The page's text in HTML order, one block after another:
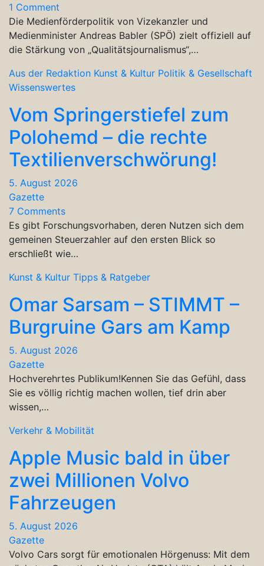
1 Comment
Die Medienförderpolitik von Vizekanzler und
Medienminister Andreas Babler (SPÖ) zielt offiziell auf
die Stärkung von „Qualitätsjournalismus“,…
Aus der Redaktion Kunst & Kultur Politik & Gesellschaft
Wissenswertes
Vom Springerstiefel zum
Polohemd – die rechte
Textilienverschwörung!
5. August 2026
Gazette
7 Comments
Es gibt Forschungsvorhaben, deren Nutzen sich dem
gemeinen Steuerzahler auf den ersten Blick so
erschließt wie…
Kunst & Kultur Tipps & Ratgeber
Omar Sarsam – STIMMT –
Burgruine Gars am Kamp
5. August 2026
Gazette
Hochverehrtes Publikum!Kennen Sie das Gefühl, dass
Sie es völlig richtig machen wollen, tief drin aber
wissen,…
Verkehr & Mobilität
Apple Music bald in über
zwei Millionen Volvo
Fahrzeugen
5. August 2026
Gazette
Volvo Cars sorgt für emotionalen Hörgenuss: Mit dem